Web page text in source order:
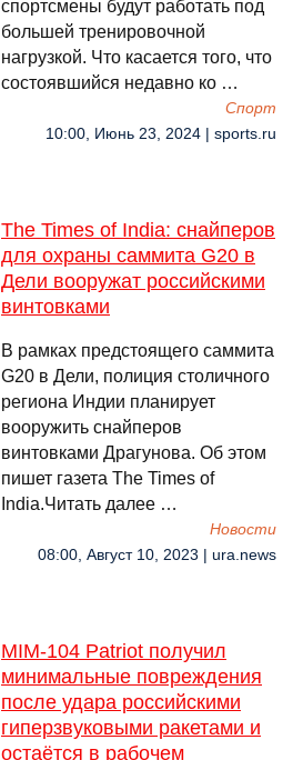
спортсмены будут работать под
большей тренировочной
нагрузкой. Что касается того, что
состоявшийся недавно ко …
Спорт
10:00, Июнь 23, 2024 | sports.ru
The Times of India: снайперов
для охраны саммита G20 в
Дели вооружат российскими
винтовками
В рамках предстоящего саммита
G20 в Дели, полиция столичного
региона Индии планирует
вооружить снайперов
винтовками Драгунова. Об этом
пишет газета The Times of
India.Читать далее …
Новости
08:00, Август 10, 2023 | ura.news
MIM-104 Patriot получил
минимальные повреждения
после удара российскими
гиперзвуковыми ракетами и
остаётся в рабочем